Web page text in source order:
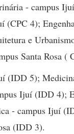
- campus
(CPC 4);
e
Santa Rosa (
(IDD 5);
Ijuí (IDD 4);
- campus Ijuí
(IDD 3).